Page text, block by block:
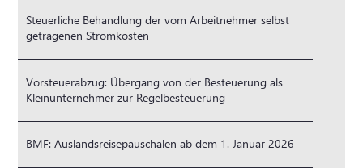
Steuerliche Behandlung der vom Arbeitnehmer selbst
getragenen Stromkosten
Vorsteuerabzug: Übergang von der Besteuerung als
Kleinunternehmer zur Regelbesteuerung
BMF: Auslandsreisepauschalen ab dem 1. Januar 2026